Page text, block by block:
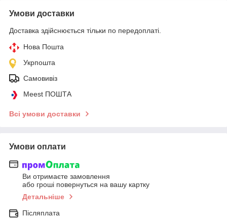
Умови доставки
Доставка здійснюється тільки по передоплаті.
Нова Пошта
Укрпошта
Самовивіз
Meest ПОШТА
Всі умови доставки
Умови оплати
Ви отримаєте замовлення
або гроші повернуться на вашу картку
Детальніше
Післяплата